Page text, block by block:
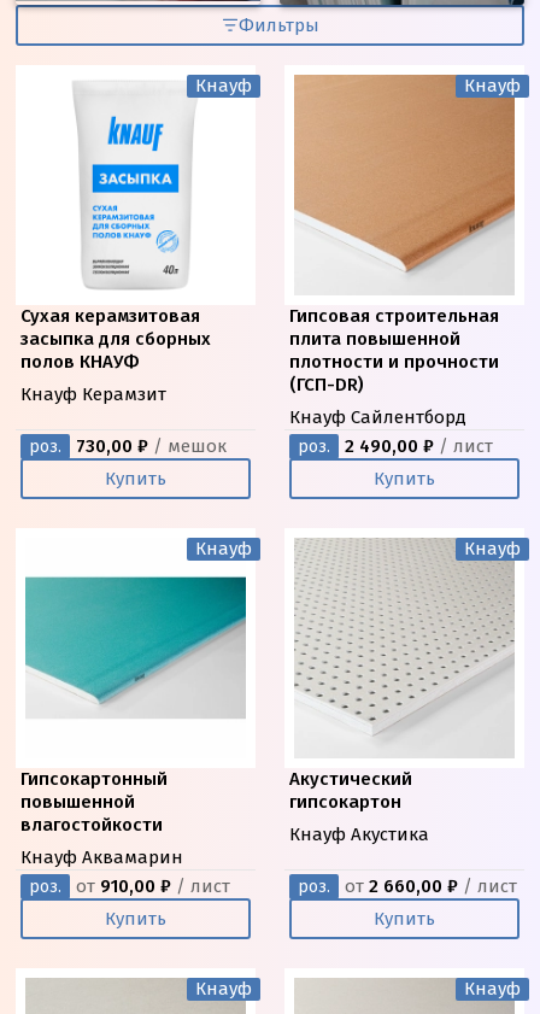
Фильтры
Кнауф
Сухая керамзитовая
засыпка для сборных
полов КНАУФ
Кнауф Керамзит
роз. 730,00 ₽ / мешок
Купить
Кнауф
Гипсовая строительная
плита повышенной
плотности и прочности
(ГСП-DR)
Кнауф Сайлентборд
роз. 2 490,00 ₽ / лист
Купить
Кнауф
Гипсокартонный
повышенной
влагостойкости
Кнауф Аквамарин
роз. от 910,00 ₽ / лист
Купить
Кнауф
Акустический
гипсокартон
Кнауф Акустика
роз. от 2 660,00 ₽ / лист
Купить
Кнауф Кнауф